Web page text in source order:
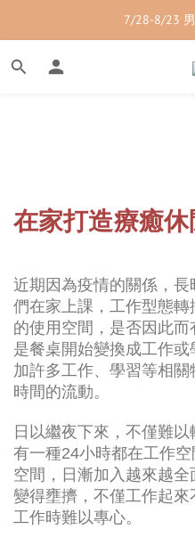
7/28-8/23
7/28-8/23
7/28-8/23 透氣配
7/28-8/23
在家打造療癒休
近期因為疫情的關係，
們在家上課，工作型態
的使用空間，是否因此
是餐桌開始變換成工作
加許多工作、學習等相
時間的流動。
日以繼夜下來，不僅難
有一種24小時都在工作
空間，日漸加入越來越
變得壅擠，不僅工作起
工作時難以專心。